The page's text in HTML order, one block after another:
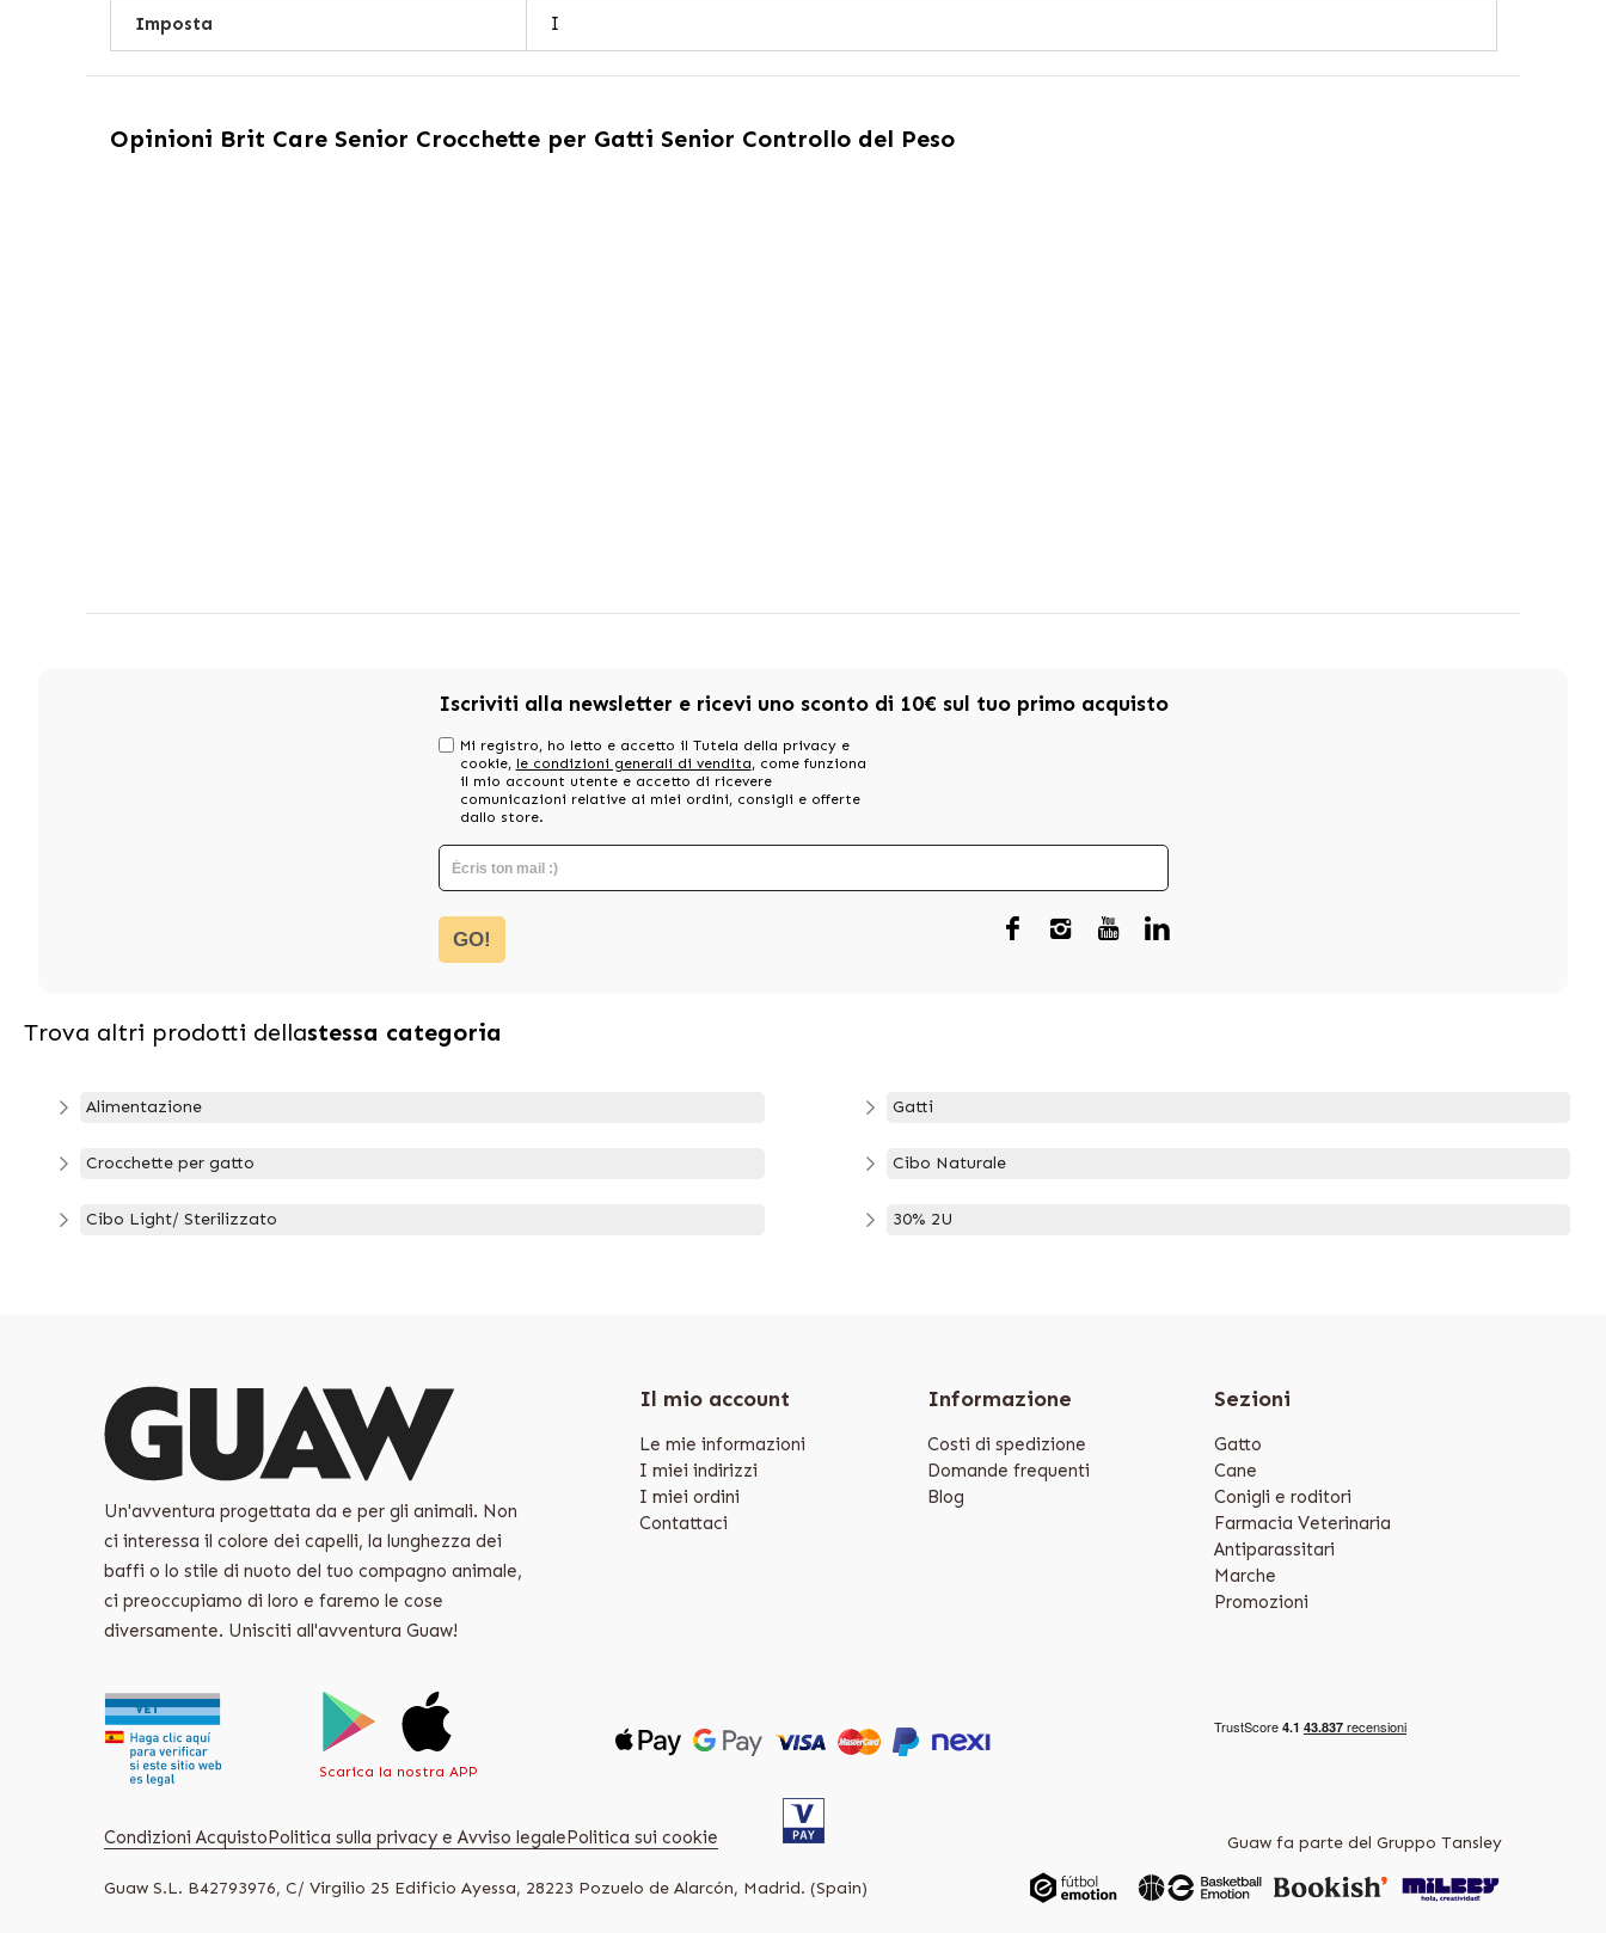
Imposta I
Opinioni Brit Care Senior Crocchette per Gatti Senior Controllo del Peso
Iscriviti alla newsletter e ricevi uno sconto di 10€ sul tuo primo acquisto
Mi registro, ho letto e accetto il Tutela della privacy e
cookie, le condizioni generali di vendita, come funziona
il mio account utente e accetto di ricevere
comunicazioni relative ai miei ordini, consigli e offerte
dallo store.
GO!
Trova altri prodotti dellastessa categoria
Alimentazione
Crocchette per gatto
Cibo Light/ Sterilizzato
Gatti
Cibo Naturale
30% 2U
Un'avventura progettata da e per gli animali. Non
ci interessa il colore dei capelli, la lunghezza dei
baffi o lo stile di nuoto del tuo compagno animale,
ci preoccupiamo di loro e faremo le cose
diversamente. Unisciti all'avventura Guaw!
Il mio account
Le mie informazioni
I miei indirizzi
I miei ordini
Contattaci
Informazione
Costi di spedizione
Domande frequenti
Blog
Sezioni
Gatto
Cane
Conigli e roditori
Farmacia Veterinaria
Antiparassitari
Marche
Promozioni
Scarica la nostra APP
Condizioni AcquistoPolitica sulla privacy e Avviso legalePolitica sui cookie
Guaw S.L. B42793976, C/ Virgilio 25 Edificio Ayessa, 28223 Pozuelo de Alarcón, Madrid. (Spain)
Guaw fa parte del Gruppo Tansley